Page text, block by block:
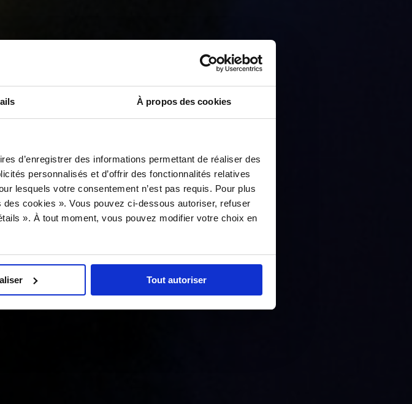
À propos des cookies
d’enregistrer des informations permettant de réaliser des
personnalisés et d’offrir des fonctionnalités relatives
lesquels votre consentement n’est pas requis. Pour plus
cookies ». Vous pouvez ci-dessous autoriser, refuser
». À tout moment, vous pouvez modifier votre choix en
Tout autoriser